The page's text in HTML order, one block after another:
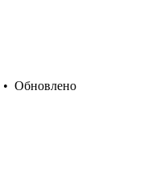
• Обновлено